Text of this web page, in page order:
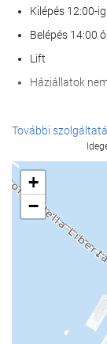
Kilépés 12:00-ig
Belépés 14:00
Lift
Háziállatok
Recepció
24 órás
Étel és ital
À la carte
Üzleti
További
+
−